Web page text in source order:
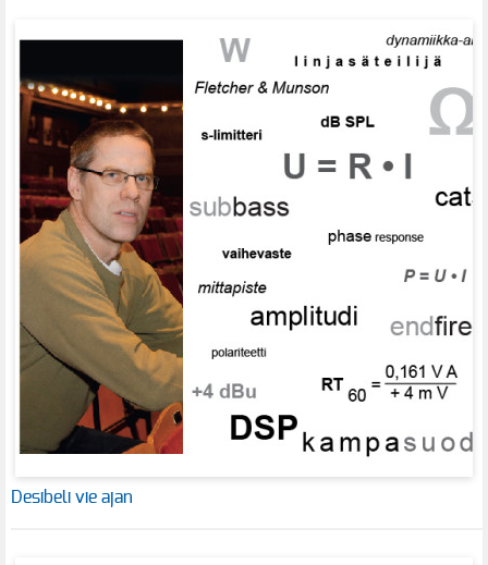
Desibeli vie ajan